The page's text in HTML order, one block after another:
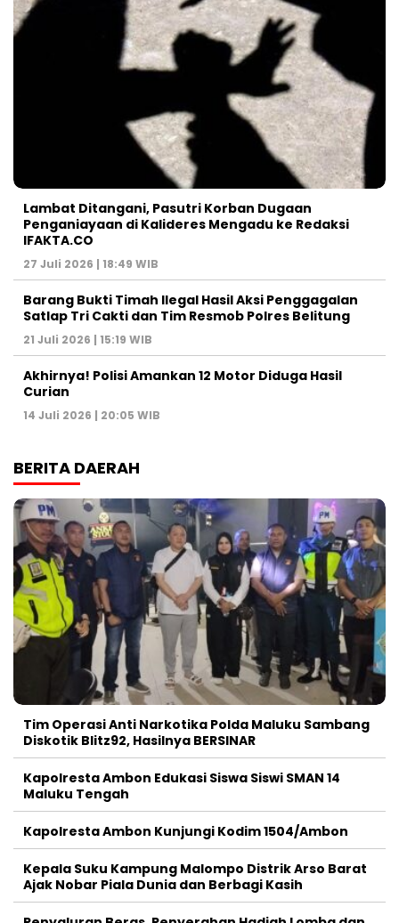
Lambat Ditangani, Pasutri Korban Dugaan
Penganiayaan di Kalideres Mengadu ke Redaksi
IFAKTA.CO
27 Juli 2026 | 18:49 WIB
Barang Bukti Timah Ilegal Hasil Aksi Penggagalan
Satlap Tri Cakti dan Tim Resmob Polres Belitung
21 Juli 2026 | 15:19 WIB
Akhirnya! Polisi Amankan 12 Motor Diduga Hasil
Curian
14 Juli 2026 | 20:05 WIB
BERITA DAERAH
Tim Operasi Anti Narkotika Polda Maluku Sambang
Diskotik Blitz92, Hasilnya BERSINAR
Kapolresta Ambon Edukasi Siswa Siswi SMAN 14
Maluku Tengah
Kapolresta Ambon Kunjungi Kodim 1504/Ambon
Kepala Suku Kampung Malompo Distrik Arso Barat
Ajak Nobar Piala Dunia dan Berbagi Kasih